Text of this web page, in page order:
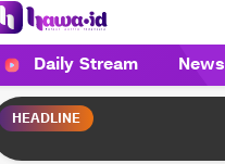
HAWA
Haluan Wanita Indonesia
Daily Stream News
HEADLINE